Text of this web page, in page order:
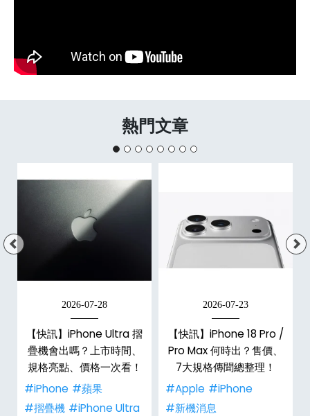
熱門文章
2026-07-28
【快訊】iPhone Ultra 摺
疊機會出嗎？上市時間、
規格亮點、價格一次看！
#iPhone #蘋果
#摺疊機 #iPhone Ultra
2026-07-23
【快訊】iPhone 18 Pro /
Pro Max 何時出？售價、
7大規格傳聞總整理！
#Apple #iPhone
#新機消息